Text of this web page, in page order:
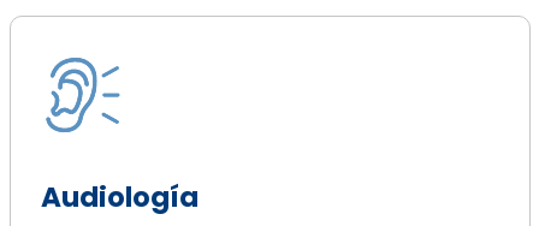
Audiología